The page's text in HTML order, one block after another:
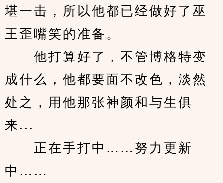
堪一击，所以他都已经做好了巫
王歪嘴笑的准备。
他打算好了，不管博格特变
成什么，他都要面不改色，淡然
处之，用他那张神颜和与生俱
来...
正在手打中……努力更新
中……